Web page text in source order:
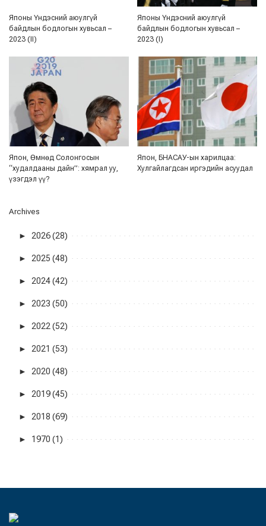
Японы Үндэсний аюулгүй
байдлын бодлогын хувьсал –
2023 (II)
Японы Үндэсний аюулгүй
байдлын бодлогын хувьсал –
2023 (I)
Япон, Өмнөд Солонгосын
“худалдааны дайн”: хямрал уу,
үзэгдэл үү?
Япон, БНАСАУ-ын харилцаа:
Хулгайлагдсан иргэдийн асуудал
Archives
► 2026 (28)
► 2025 (48)
► 2024 (42)
► 2023 (50)
► 2022 (52)
► 2021 (53)
► 2020 (48)
► 2019 (45)
► 2018 (69)
► 1970 (1)